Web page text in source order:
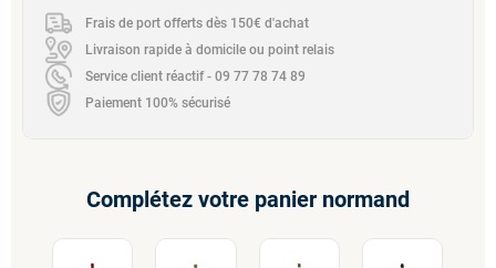
Frais de port offerts dès 150€ d'achat
Livraison rapide à domicile ou point relais
Service client réactif - 09 77 78 74 89
Paiement 100% sécurisé
Complétez votre panier normand